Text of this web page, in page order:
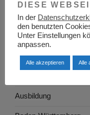
Arbeitsplatzsuche
Arbeitsrecht
Arbeitswelt
Ausbildung
DIESE
In der
den benutzten
Unter Einstellungen
anpassen.
Alle akzeptieren Alle